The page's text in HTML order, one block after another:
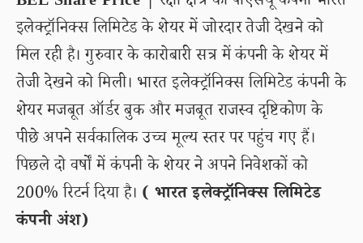
इलेक्ट्रॉनिक्स लिमिटेड के शेयर में जोरदार तेजी देखने को
मिल रही है। गुरुवार के कारोबारी सत्र में कंपनी के शेयर में
तेजी देखने को मिली। भारत इलेक्ट्रॉनिक्स लिमिटेड कंपनी के
शेयर मजबूत ऑर्डर बुक और मजबूत राजस्व दृष्टिकोण के
पीछे अपने सर्वकालिक उच्च मूल्य स्तर पर पहुंच गए हैं।
पिछले दो वर्षों में कंपनी के शेयर ने अपने निवेशकों को
200% रिटर्न दिया है। ( भारत इलेक्ट्रॉनिक्स लिमिटेड
कंपनी अंश)